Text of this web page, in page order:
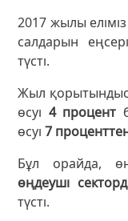
2017 жылы
салдарын
түсті.
Жыл
өсуі 4 процент
өсуі7
Бұл орайда,
өңдеуші
түсті.